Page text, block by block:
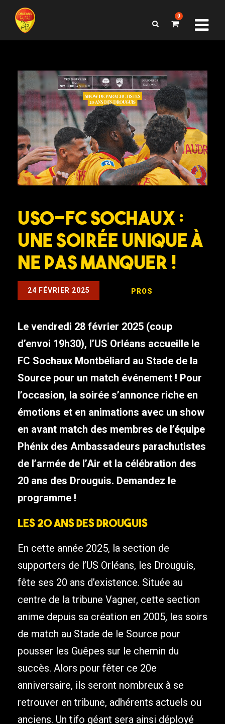
0
USO-FC Sochaux :
Une soirée unique à
ne pas manquer !
24 FÉVRIER 2025 PROS
Le vendredi 28 février 2025 (coup
d’envoi 19h30), l’US Orléans accueille le
FC Sochaux Montbéliard au Stade de la
Source pour un match événement ! Pour
l’occasion, la soirée s’annonce riche en
émotions et en animations avec un show
en avant match des membres de l’équipe
Phénix des Ambassadeurs parachutistes
de l’armée de l’Air et la célébration des
20 ans des Drouguis. Demandez le
programme !
Les 20 ans des Drouguis
En cette année 2025, la section de
supporters de l’US Orléans, les Drouguis,
fête ses 20 ans d’existence. Située au
centre de la tribune Vagner, cette section
anime depuis sa création en 2005, les soirs
de match au Stade de le Source pour
pousser les Guêpes sur le chemin du
succès. Alors pour fêter ce 20e
anniversaire, ils seront nombreux à se
retrouver en tribune, adhérents actuels ou
anciens. Un tifo géant sera ainsi déployé